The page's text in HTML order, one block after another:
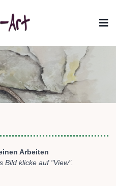
Arbeiten
Bild klicke auf "View".